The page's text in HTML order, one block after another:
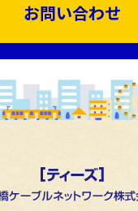
お問い合わせ